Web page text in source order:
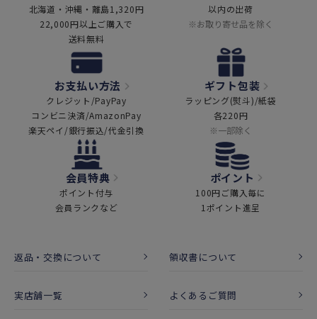
北海道・沖縄・離島1,320円
22,000円以上ご購入で
送料無料
以内の出荷
※お取り寄せ品を除く
お支払い方法
クレジット/PayPay
コンビニ決済/AmazonPay
楽天ペイ/銀行振込/代金引換
ギフト包装
ラッピング(熨斗)/紙袋
各220円
※一部除く
会員特典
ポイント付与
会員ランクなど
ポイント
100円ご購入毎に
1ポイント進呈
返品・交換について 領収書について
実店舗一覧 よくあるご質問